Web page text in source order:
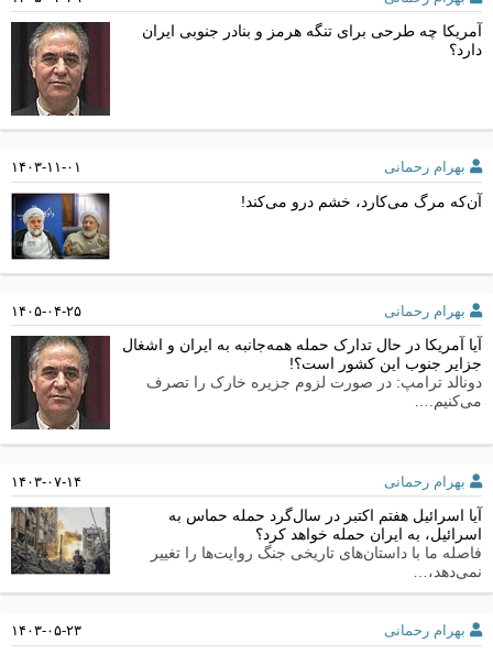
آمریکا چه طرحی برای تنگه هرمز و بنادر جنوبی ایران
دارد؟
بهرام رحمانی ۱۴۰۳-۱۱-۰۱
آن‌که مرگ می‌کارد، خشم درو می‌کند!
بهرام رحمانی ۱۴۰۵-۰۴-۲۵
آیا آمریکا در حال تدارک حمله همه‌جانبه به ایران و اشغال
جزایر جنوب این کشور است؟!
دونالد ترامپ: در صورت لزوم جزیره خارک را تصرف
می‌کنیم.…
بهرام رحمانی ۱۴۰۳-۰۷-۱۴
آیا اسرائیل هفتم اکتبر در سال‌گرد حمله حماس به
اسرائیل، به ایران حمله خواهد کرد؟
فاصله ما با داستان‌های تاریخی جنگ روایت‌ها را تغییر
نمی‌دهد،…
بهرام رحمانی ۱۴۰۳-۰۵-۲۳